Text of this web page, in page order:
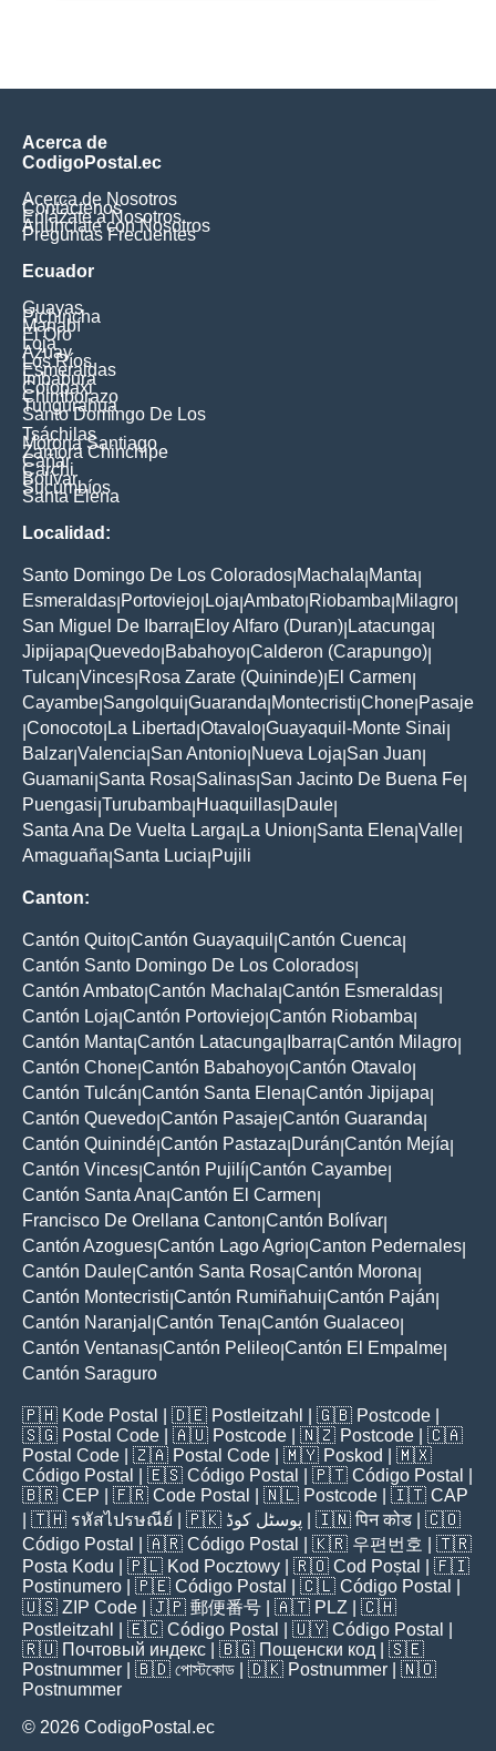
Acerca de
CodigoPostal.ec
Acerca de Nosotros
Contáctenos
Enlázate a Nosotros
Anúnciate con Nosotros
Preguntas Frecuentes
Ecuador
Guayas
Pichincha
Manabí
El Oro
Loja
Azuay
Los Ríos
Esmeraldas
Imbabura
Cotopaxi
Chimborazo
Tungurahua
Santo Domingo De Los
Tsáchilas
Morona Santiago
Zamora Chinchipe
Cañar
Carchi
Bolívar
Sucumbíos
Santa Elena
Localidad:
Santo Domingo De Los Colorados Machala Manta
Esmeraldas Portoviejo Loja Ambato Riobamba Milagro
San Miguel De Ibarra Eloy Alfaro (Duran) Latacunga
Jipijapa Quevedo Babahoyo Calderon (Carapungo)
Tulcan Vinces Rosa Zarate (Quininde) El Carmen
Cayambe Sangolqui Guaranda Montecristi Chone Pasaje
Conocoto La Libertad Otavalo Guayaquil-Monte Sinai
Balzar Valencia San Antonio Nueva Loja San Juan
Guamani Santa Rosa Salinas San Jacinto De Buena Fe
Puengasi Turubamba Huaquillas Daule
Santa Ana De Vuelta Larga La Union Santa Elena Valle
Amaguaña Santa Lucia Pujili
Canton:
Cantón Quito Cantón Guayaquil Cantón Cuenca
Cantón Santo Domingo De Los Colorados
Cantón Ambato Cantón Machala Cantón Esmeraldas
Cantón Loja Cantón Portoviejo Cantón Riobamba
Cantón Manta Cantón Latacunga Ibarra Cantón Milagro
Cantón Chone Cantón Babahoyo Cantón Otavalo
Cantón Tulcán Cantón Santa Elena Cantón Jipijapa
Cantón Quevedo Cantón Pasaje Cantón Guaranda
Cantón Quinindé Cantón Pastaza Durán Cantón Mejía
Cantón Vinces Cantón Pujilí Cantón Cayambe
Cantón Santa Ana Cantón El Carmen
Francisco De Orellana Canton Cantón Bolívar
Cantón Azogues Cantón Lago Agrio Canton Pedernales
Cantón Daule Cantón Santa Rosa Cantón Morona
Cantón Montecristi Cantón Rumiñahui Cantón Paján
Cantón Naranjal Cantón Tena Cantón Gualaceo
Cantón Ventanas Cantón Pelileo Cantón El Empalme
Cantón Saraguro
🇵🇭 Kode Postal | 🇩🇪 Postleitzahl | 🇬🇧 Postcode
🇸🇬 Postal Code | 🇦🇺 Postcode | 🇳🇿 Postcode | 🇨🇦
Postal Code | 🇿🇦 Postal Code | 🇲🇾 Poskod
| 🇲🇽
Código Postal
| 🇪🇸 Código Postal | 🇵🇹 Código Postal
🇧🇷 CEP | 🇫🇷 Code Postal | 🇳🇱 Postcode | 🇮🇹 CAP
| 🇹🇭 รหัสไปรษณีย์ | 🇵🇰 پوسٹل کوڈ | 🇮🇳पिन कोड | 🇨🇴
Código Postal
| 🇦🇷 Código Postal | 🇰🇷 우편번호
| 🇹🇷
Posta Kodu | 🇵🇱 Kod Pocztowy | 🇷🇴 Cod Poștal
| 🇫🇮
Postinumero | 🇵🇪 Código Postal | 🇨🇱 Código Postal
🇺🇸 ZIP Code | 🇯🇵 郵便番号 | 🇦🇹 PLZ | 🇨🇭
Postleitzahl
| 🇪🇨 Código Postal | 🇺🇾 Código Postal
🇷🇺 Почтовый индекс | 🇧🇬 Пощенски код | 🇸🇪
Postnummer | 🇧🇩 পোস্টকোড | 🇩🇰 Postnummer | 🇳🇴
Postnummer
© 2026 CodigoPostal.ec